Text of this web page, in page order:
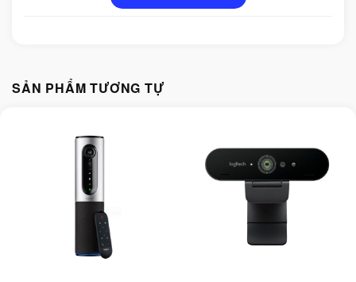
SẢN PHẨM TƯƠNG TỰ